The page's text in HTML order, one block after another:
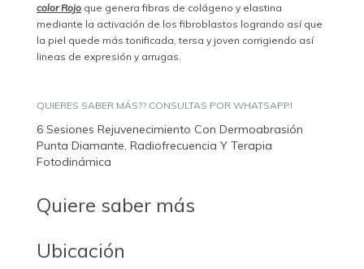
color Rojo que genera fibras de colágeno y elastina
mediante la activación de los fibroblastos logrando así que
la piel quede más tonificada, tersa y joven corrigiendo así
lineas de expresión y arrugas.
QUIERES SABER MÁS?? CONSULTAS POR WHATSAPP!
6 Sesiones Rejuvenecimiento Con Dermoabrasión
Punta Diamante, Radiofrecuencia Y Terapia
Fotodinámica
Quiere saber más
Ubicación